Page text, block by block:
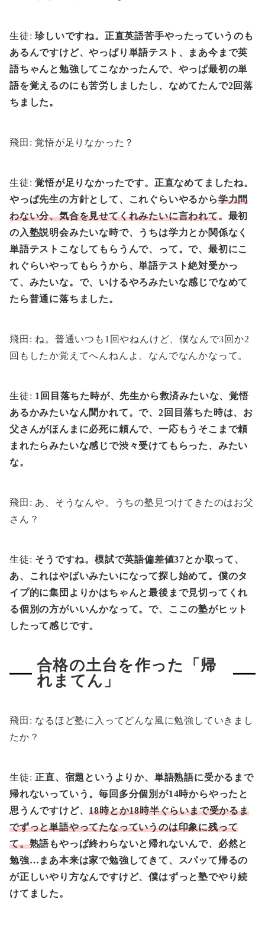
生徒: 珍しいですね。正直英語苦手やったっていうのも
あるんですけど、やっぱり単語テスト、まあ今まで英
語ちゃんと勉強してこなかったんで、やっぱ最初の単
語を覚えるのにも苦労しましたし、なめてたんで2回落
ちました。
飛田: 覚悟が足りなかった？
生徒: 覚悟が足りなかったです。正直なめてましたね。
やっぱ先生の方針として、これぐらいやるから学力問
わない分、気合を見せてくれみたいに言われて。最初
の入塾説明会みたいな時で、うちは学力とか関係なく
単語テストこなしてもらうんで、って。で、最初にこ
れぐらいやってもらうから、単語テスト絶対受かっ
て、みたいな。で、いけるやろみたいな感じでなめて
たら普通に落ちました。
飛田: ね。普通いつも1回やねんけど、僕なんで3回か2
回もしたか覚えてへんねんよ。なんでなんかなって。
生徒: 1回目落ちた時が、先生から救済みたいな、覚悟
あるかみたいなん聞かれて。で、2回目落ちた時は、お
父さんがほんまに必死に頼んで、一応もうそこまで頼
まれたらみたいな感じで渋々受けてもらった、みたい
な。
飛田: あ、そうなんや。うちの塾見つけてきたのはお父
さん？
生徒: そうですね。模試で英語偏差値37とか取って、
あ、これはやばいみたいになって探し始めて。僕のタ
イプ的に集団よりかはちゃんと最後まで見切ってくれ
る個別の方がいいんかなって。で、ここの塾がヒット
したって感じです。
合格の土台を作った「帰
れまてん」
飛田: なるほど塾に入ってどんな風に勉強していきまし
たか？
生徒: 正直、宿題というよりか、単語熟語に受かるまで
帰れないっていう。毎回多分個別が14時からやったと
思うんですけど、18時とか18時半ぐらいまで受かるま
でずっと単語やってたなっていうのは印象に残って
て。熟語もやっぱ終わらないと帰れないんで、必然と
勉強…まあ本来は家で勉強してきて、スパッて帰るの
が正しいやり方なんですけど、僕はずっと塾でやり続
けてました。